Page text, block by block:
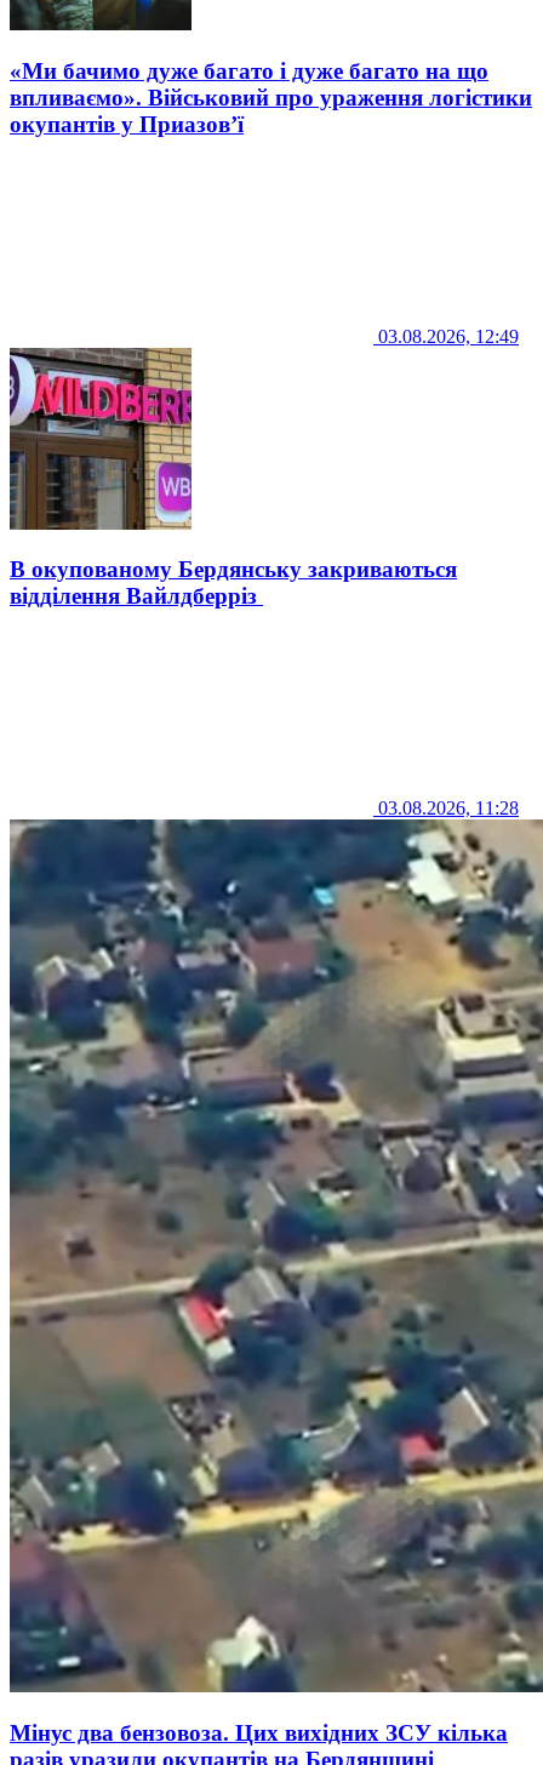
«Ми бачимо дуже багато і дуже багато на що
впливаємо». Військовий про ураження логістики
окупантів у Приазов’ї
03.08.2026, 12:49
В окупованому Бердянську закриваються
відділення Вайлдберріз
03.08.2026, 11:28
Мінус два бензовоза. Цих вихідних ЗСУ кілька
разів уразили окупантів на Бердянщині